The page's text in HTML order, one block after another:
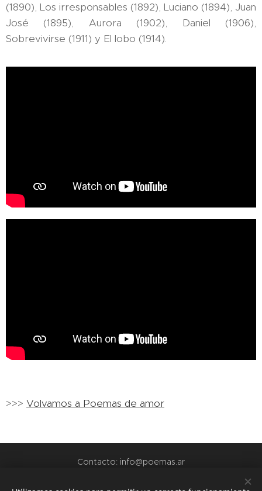
(1890), Los irresponsables (1892), Luciano (1894), Juan
José (1895), Aurora (1902), Daniel (1906),
Sobrevivirse (1911) y El lobo (1914).
>>> Volvamos a Poemas de amor
Contacto: info@poemas.ar